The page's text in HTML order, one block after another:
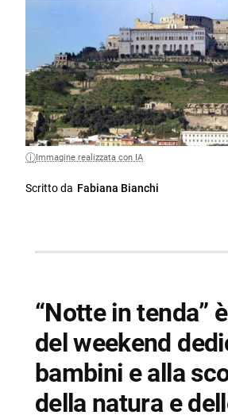
Immagine realizzata con IA
Scritto da Fabiana Bianchi
“Notte in tenda”
del weekend
bambini e alla
della natura e